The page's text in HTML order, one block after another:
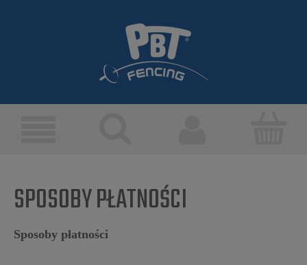
SPOSOBY PŁATNOŚCI
Sposoby płatności